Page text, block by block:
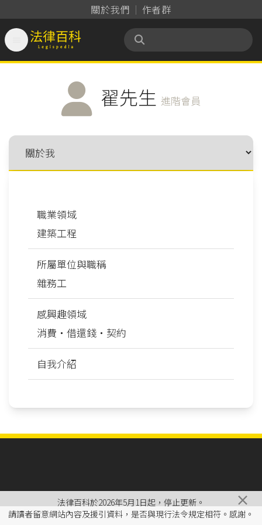
關於我們 作者群
法律百科 Legispedia
翟先生 進階會員
職業領域
建築工程
所屬單位與職稱
雜務工
感興趣領域
消費‧借還錢‧契約
自我介紹
法律百科於2026年5月1日起，停止更新。
請讀者留意網站內容及援引資料，是否與現行法令規定相符。感謝。
×